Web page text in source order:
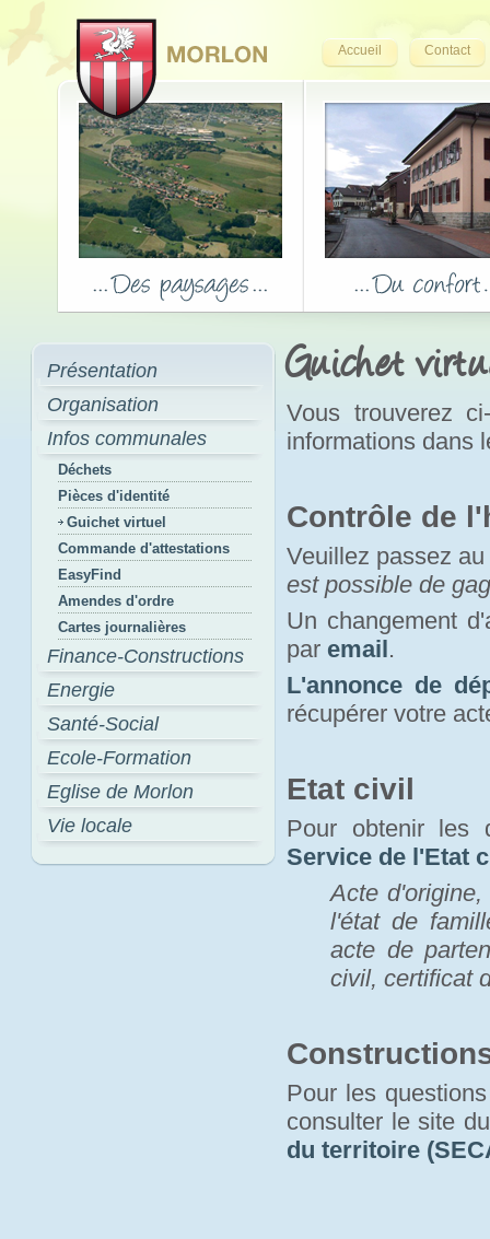
Accueil Contact
Présentation
Organisation
Infos communales
Déchets
Pièces d'identité
Guichet virtuel
Commande d'attestations
EasyFind
Amendes d'ordre
Cartes journalières
Finance-Constructions
Energie
Santé-Social
Ecole-Formation
Eglise de Morlon
Vie locale
Guichet
Vous trouverez
informations dans
Contrôle de
Veuillez passez
est possible de
Un changement
par email.
L'annonce de
récupérer votre
Etat civil
Pour obtenir les
Service de l'Etat
Acte
l'état de
acte de
civil, certificat
Pour les
consulter le site
du territoire